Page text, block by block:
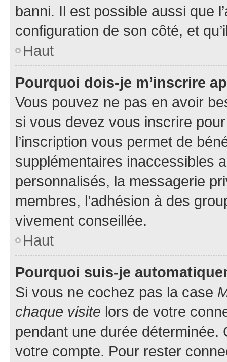
banni. Il est possible aussi que
configuration de son côté, et
Haut
Pourquoi dois-je m’inscrire
Vous pouvez ne pas en avoir
si vous devez vous inscrire
l’inscription vous permet de
supplémentaires inaccessibles
personnalisés, la messagerie
membres, l’adhésion à des
vivement conseillée.
Haut
Pourquoi suis-je
Si vous ne cochez pas la case
chaque visite lors de votre
pendant une durée déterminée.
votre compte. Pour rester